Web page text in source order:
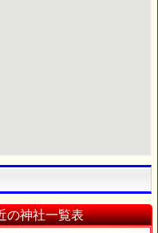
の神社一覧表